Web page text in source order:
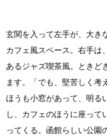
玄関を入って左手が、大き
カフェ風スペース。右手は
あるジャズ喫茶風。ときど
ます。「でも、堅苦しく考
ほうも小窓があって、明る
し、カフェのほうに座って
ってくる。函館らしい公園